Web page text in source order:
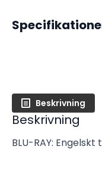
Beskrivning
Beskrivning
BLU-RAY: